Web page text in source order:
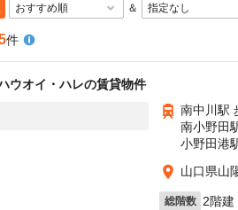
＆
件
ウオイ・ハレの賃貸物件
南中川駅
南小野田
小野田港
山口県山
総階数 2階建